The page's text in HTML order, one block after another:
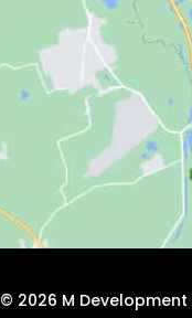
© 2026 M Development